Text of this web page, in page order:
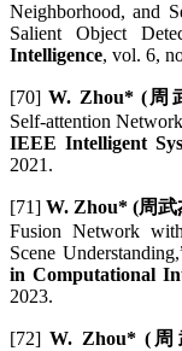
Neighborhood, and
Salient Object
Intelligence, vol. 6,
[70]W. Zhou* (周
Self-attention
IEEE Intelligent
2021.
[71] W. Zhou* (周武
Fusion Network
Scene
in Computational
2023.
[72]W. Zhou* (